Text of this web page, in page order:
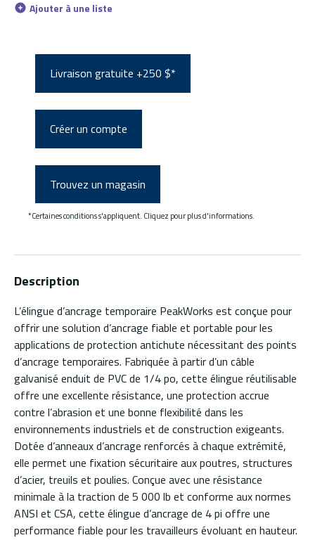
Ajouter à une liste
Livraison gratuite +250 $*
Créer un compte
Trouvez un magasin
*Certaines conditions s'appliquent. Cliquez pour plus d'informations.
Description
L’élingue d’ancrage temporaire PeakWorks est conçue pour
offrir une solution d’ancrage fiable et portable pour les
applications de protection antichute nécessitant des points
d’ancrage temporaires. Fabriquée à partir d’un câble
galvanisé enduit de PVC de 1/4 po, cette élingue réutilisable
offre une excellente résistance, une protection accrue
contre l’abrasion et une bonne flexibilité dans les
environnements industriels et de construction exigeants.
Dotée d’anneaux d’ancrage renforcés à chaque extrémité,
elle permet une fixation sécuritaire aux poutres, structures
d’acier, treuils et poulies. Conçue avec une résistance
minimale à la traction de 5 000 lb et conforme aux normes
ANSI et CSA, cette élingue d’ancrage de 4 pi offre une
performance fiable pour les travailleurs évoluant en hauteur.